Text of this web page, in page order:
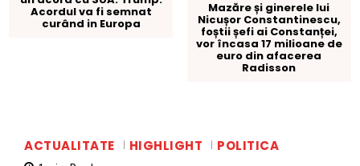
Acordul va fi semnat
curând in Europa
Mazăre și ginerele lui
Nicușor Constantinescu,
foștii șefi ai Constanței,
vor încasa 17 milioane de
euro din afacerea
Radisson